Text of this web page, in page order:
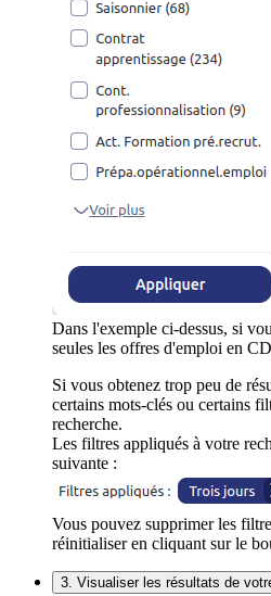
Dans l'exemple ci-dessus, si
seules les offres d'emploi en
Si vous obtenez trop peu de
certains mots-clés ou certains
recherche.
Les filtres appliqués à votre
suivante :
Vous pouvez supprimer les
réinitialiser en cliquant sur le
3. Visualiser les résultats de